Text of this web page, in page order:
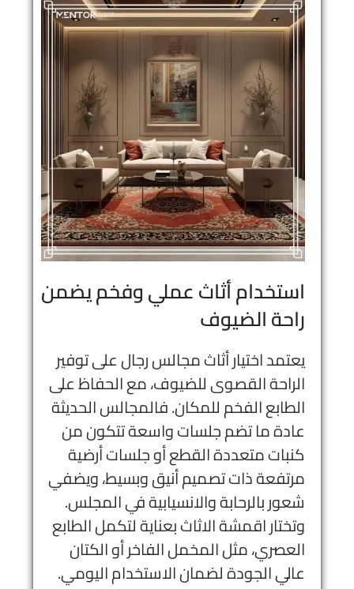
استخدام أثاث عملي وفخم يضمن
راحة الضيوف
يعتمد اختيار أثاث مجالس رجال على توفير
الراحة القصوى للضيوف، مع الحفاظ على
الطابع الفخم للمكان. فالمجالس الحديثة
عادة ما تضم جلسات واسعة تتكون من
كنبات متعددة القطع أو جلسات أرضية
مرتفعة ذات تصميم أنيق وبسيط، ويضفي
شعور بالرحابة والانسيابية في المجلس.
وتختار اقمشة الاثاث بعناية لتكمل الطابع
العصري، مثل المخمل الفاخر أو الكتان
عالي الجودة لضمان الاستخدام اليومي.